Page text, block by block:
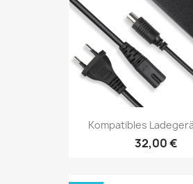
Kompatibles
32,00 €